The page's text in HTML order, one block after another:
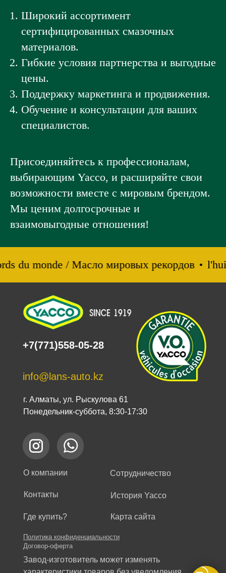
Широкий ассортимент
сертифицированных смазочных
материалов.
Гибкие условия партнерства и выгодные
цены.
Поддержку маркетинга и продвижения.
Обучение и консультации для ваших
специалистов.
Присоединяйтесь к профессионалам,
выбирающим Yacco, и расширяйте свои
возможности вместе с мировым брендом.
Мы ценим долгосрочные и
взаимовыгодные отношения!
du monde / Масло мировых рекордов
Политика конфиденциальности
Договор-оферта
О компании Сотрудничество
Контакты
Где купить?
История Yacco
+7(771)558-05-28
info@lans-auto.kz
г. Алматы, ул. Рыскулова 61
Понедельник-суббота, 8:30-17:30
Карта сайта
Завод-изготовитель может изменять